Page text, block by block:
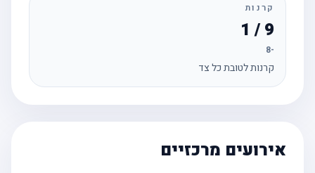
קרנות
קרנות לטובת כל צד
אירועים מרכזיים